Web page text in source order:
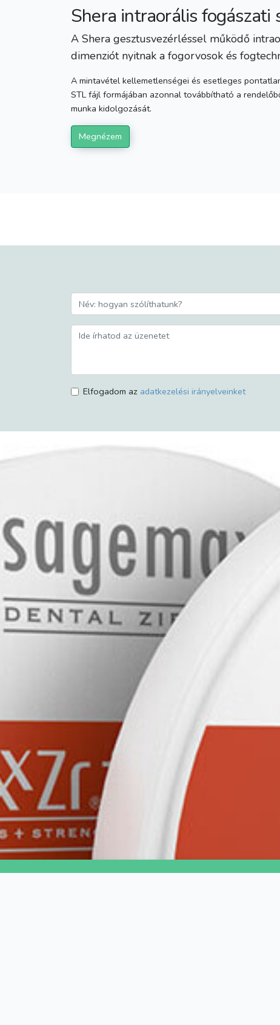
Shera intraorális fogászati
A Shera gesztusvezérléssel működő
dimenziót nyitnak a fogorvosok és
A mintavétel kellemetlenségei és esetleges
STL fájl formájában azonnal továbbítható a
munka kidolgozását.
Megnézem
Elfogadom az adatkezelési irányelveinket